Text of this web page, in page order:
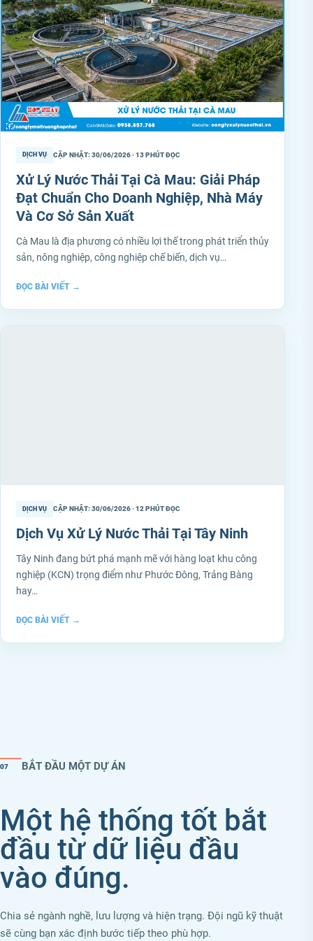
DỊCH VỤ CẬP NHẬT: 30/06/2026 · 13 PHÚT ĐỌC
Xử Lý Nước Thải Tại Cà Mau: Giải Pháp
Đạt Chuẩn Cho Doanh Nghiệp, Nhà Máy
Và Cơ Sở Sản Xuất
Cà Mau là địa phương có nhiều lợi thế trong phát triển thủy
sản, nông nghiệp, công nghiệp chế biến, dịch vụ…
ĐỌC BÀI VIẾT →
DỊCH VỤ CẬP NHẬT: 30/06/2026 · 12 PHÚT ĐỌC
Dịch Vụ Xử Lý Nước Thải Tại Tây Ninh
Tây Ninh đang bứt phá mạnh mẽ với hàng loạt khu công
nghiệp (KCN) trọng điểm như Phước Đông, Trảng Bàng
hay…
ĐỌC BÀI VIẾT →
07 BẮT ĐẦU MỘT DỰ ÁN
Một hệ thống tốt bắt
đầu từ dữ liệu đầu
vào đúng.
Chia sẻ ngành nghề, lưu lượng và hiện trạng. Đội ngũ kỹ thuật
sẽ cùng bạn xác định bước tiếp theo phù hợp.